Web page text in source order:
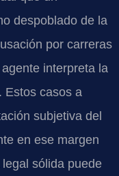
despoblado de la
por carreras
interpreta la
Estos casos a
subjetiva del
en ese margen
sólida puede